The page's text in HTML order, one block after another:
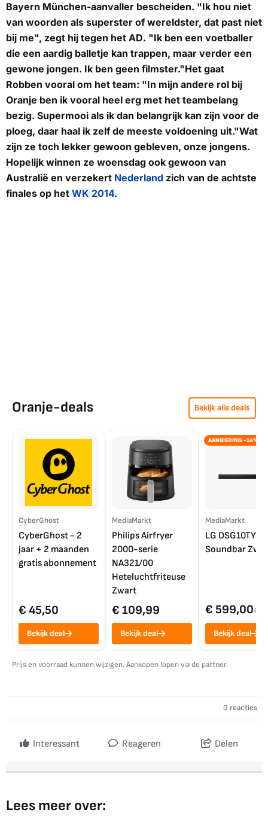
Bayern München-aanvaller bescheiden. "Ik hou niet
van woorden als superster of wereldster, dat past niet
bij me", zegt hij tegen het AD. "Ik ben een voetballer
die een aardig balletje kan trappen, maar verder een
gewone jongen. Ik ben geen filmster."Het gaat
Robben vooral om het team: "In mijn andere rol bij
Oranje ben ik vooral heel erg met het teambelang
bezig. Supermooi als ik dan belangrijk kan zijn voor de
ploeg, daar haal ik zelf de meeste voldoening uit."Wat
zijn ze toch lekker gewoon gebleven, onze jongens.
Hopelijk winnen ze woensdag ook gewoon van
Australië en verzekert Nederland zich van de achtste
finales op het WK 2014.
Oranje-deals Bekijk alle deals
CyberGhost
CyberGhost - 2
jaar + 2 maanden
gratis abonnement
€ 45,50
Bekijk deal
MediaMarkt
Philips Airfryer
2000-serie
NA321/00
Heteluchtfriteuse
Zwart
€ 109,99
Bekijk deal
AANBIEDING -14%
MediaMarkt
LG DSG10TY
Soundbar
€ 599,00€
Bekijk deal
Prijs en voorraad kunnen wijzigen. Aankopen lopen via de partner.
0 reacties
Interessant Reageren Delen
Lees meer over: